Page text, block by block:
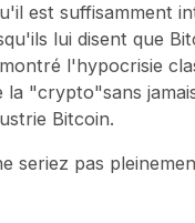
est suffisamment
lui disent que
l'hypocrisie
la "crypto"sans
Bitcoin.
seriez pas